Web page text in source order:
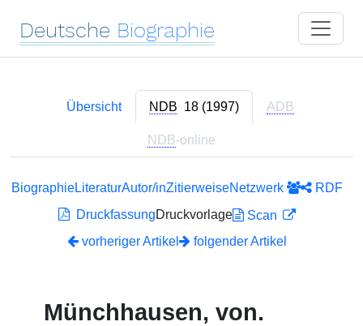
Deutsche Biographie
Übersicht NDB 18 (1997) ADB
NDB-online
BiographieLiteraturAutor/inZitierweiseNetzwerk
RDF
DruckfassungDruckvorlage
Scan
vorheriger Artikel
folgender Artikel
Münchhausen, von.